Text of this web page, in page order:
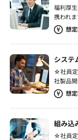
福利厚
携われま
想
システ
☆社員定
社製品開
想
組み込
☆社員